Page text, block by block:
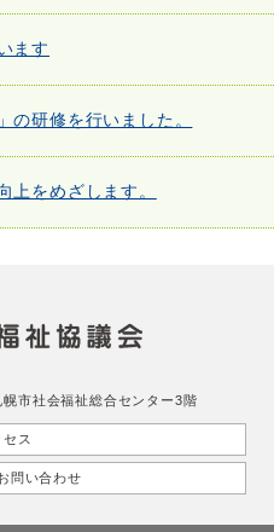
ます
の研修を行いました。
上をめざします。
市社会福祉総合センター3階
セス
問い合わせ